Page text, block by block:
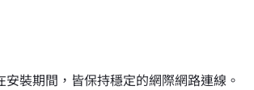
安裝期間，皆保持穩定的網際網路連線。